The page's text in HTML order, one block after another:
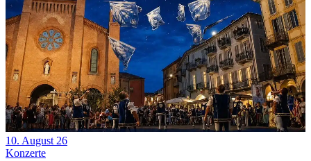
10. August 26
Konzerte